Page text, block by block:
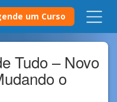
um Curso
Tudo – Novo
o